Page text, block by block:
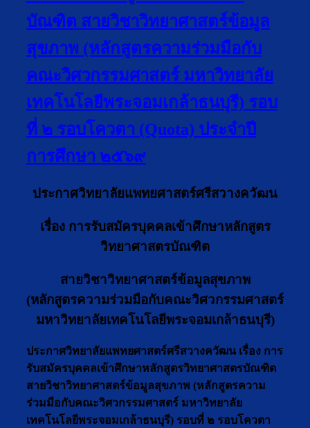
บัณฑิต สายวิชาวิทยาศาสตร์ข้อมูล
สุขภาพ (หลักสูตรความร่วมมือกับ
คณะวิศวกรรมศาสตร์ มหาวิทยาลัย
เทคโนโลยีพระจอมเกล้าธนบุรี) รอบ
ที่ ๒ รอบโควตา (Quota) ประจำปี
การศึกษา ๒๕๖๙
ประกาศวิทยาลัยแพทยศาสตร์ศรีสวางควัฒน
เรื่องการรับสมัครบุคคลเข้าศึกษาหลักสูตร
วิทยาศาสตรบัณฑิต
สายวิชาวิทยาศาสตร์ข้อมูลสุขภาพ
(หลักสูตรความร่วมมือกับคณะวิศวกรรมศาสตร์
มหาวิทยาลัยเทคโนโลยีพระจอมเกล้าธนบุรี)
ประกาศวิทยาลัยแพทยศาสตร์ศรีสวางควัฒน เรื่อง การ
รับสมัครบุคคลเข้าศึกษาหลักสูตรวิทยาศาสตรบัณฑิต
สายวิชาวิทยาศาสตร์ข้อมูลสุขภาพ (หลักสูตรความ
ร่วมมือกับคณะวิศวกรรมศาสตร์ มหาวิทยาลัย
เทคโนโลยีพระจอมเกล้าธนบุรี) รอบที่ ๒ รอบโควตา